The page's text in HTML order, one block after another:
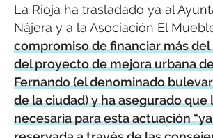
La Rioja ha trasladado ya al
Nájera y a la Asociación El
compromiso de financiar más del
del proyecto de mejora urbana
Fernando (el denominado
de la ciudad) y ha asegurado que
necesaria para esta actuación